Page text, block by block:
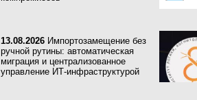
13.08.2026 Импортозамещение без
ручной рутины: автоматическая
миграция и централизованное
управление ИТ-инфраструктурой